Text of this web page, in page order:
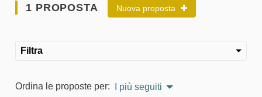
1 PROPOSTA Nuova proposta
Filtra
Ordina le proposte per: I più seguiti